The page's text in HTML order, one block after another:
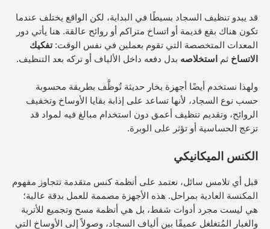
قد يبدو تنظيف السجاد بسيطًا في البداية، لكن الواقع يختلف عندما
تكون هناك بقع قديمة أو اتساخ متراكم أو روائح عالقة. هنا يأتي دور
المعدات المتخصصة التي تقوم بعملين في نفس الوقت:تفكيك
الاتساخ ثم استخلاصه بدل دفعه داخل الألياف أو تركه بعد التنظيف.
ولهذا نستخدم أيضًا أجهزة بخار حديثة تُوظَّف بطريقة محسوبة
حسب نوع السجاد، لأنها تساعد على إذابة بقايا الأوساخ وتخفيف
الروائح، وتقديم تنظيف أعمق دون استخدام مبالغ فيه لمواد قد
تزعج الحساسية أو تؤثر على الوبرة.
الكنس الميكانيكي
قبل أي تلامس سائل، نعتمد على أنظمة كنس متقدمة تتجاوز مفهوم
المكنسة العادية بمراحل. هذه الأجهزة مصممة للعمل بدقة عالية؛
هي ليست مجرد أدوات شفط، بل هي أنظمة مسح وتجميع للأتربة
والغبار المُتغلغل عميقًا بين ألياف السجاد، وصولاً إلى الأوساخ التي